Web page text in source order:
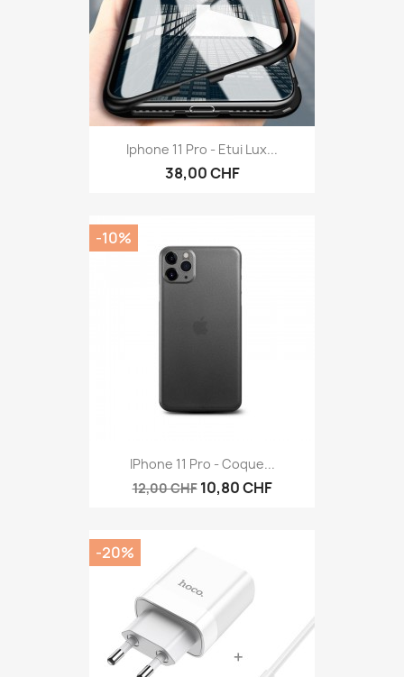
Iphone 11 Pro - Etui Lux...
38,00 CHF
IPhone 11 Pro - Coque...
12,00 CHF 10,80 CHF
-10%
-20%